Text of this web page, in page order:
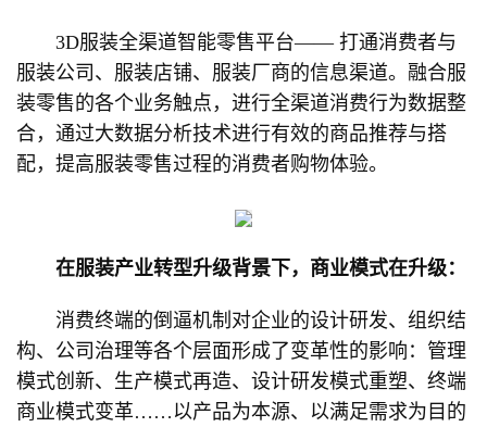
3D服装全渠道智能零售平台—— 打通消费者与
服装公司、服装店铺、服装厂商的信息渠道。融合服
装零售的各个业务触点，进行全渠道消费行为数据整
合，通过大数据分析技术进行有效的商品推荐与搭
配，提高服装零售过程的消费者购物体验。
在服装产业转型升级背景下，商业模式在升级：
消费终端的倒逼机制对企业的设计研发、组织结
构、公司治理等各个层面形成了变革性的影响：管理
模式创新、生产模式再造、设计研发模式重塑、终端
商业模式变革……以产品为本源、以满足需求为目的